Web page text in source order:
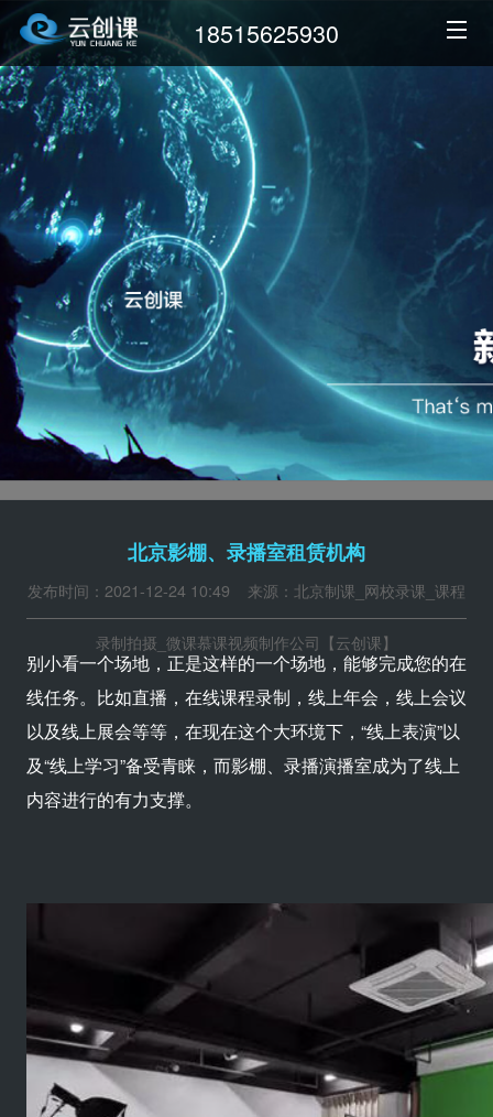
18515625930
北京影棚、录播室租赁机构
发布时间：2021-12-24 10:49 来源：北京制课_网校录课_课程
录制拍摄_微课慕课视频制作公司【云创课】
别小看一个场地，正是这样的一个场地，能够完成您的在
线任务。比如直播，在线课程录制，线上年会，线上会议
以及线上展会等等，在现在这个大环境下，“线上表演”以
及“线上学习”备受青睐，而影棚、录播演播室成为了线上
内容进行的有力支撑。